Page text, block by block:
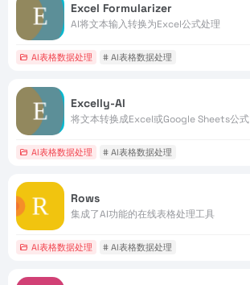
Excel Formularizer
AI将文本输入转换为Excel公式处理
AI表格数据处理 # AI表格数据处理
Excelly-AI
将文本转换成Excel或Google Sheets公式
AI表格数据处理 # AI表格数据处理
Rows
集成了AI功能的在线表格处理工具
AI表格数据处理 # AI表格数据处理